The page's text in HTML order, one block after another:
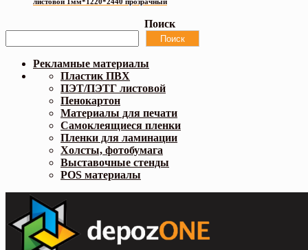
Поиск
Поиск
Рекламные материалы
Пластик ПВХ
ПЭТ/ПЭТГ листовой
Пенокартон
Материалы для печати
Самоклеящиеся пленки
Пленки для ламинации
Холсты, фотобумага
Выставочные стенды
POS материалы